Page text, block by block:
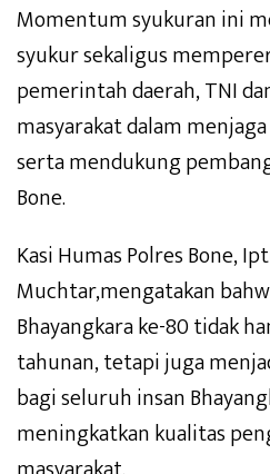
Momentum syukuran ini
syukur sekaligus
pemerintah daerah, TNI
masyarakat dalam
serta mendukung
Bone.
Kasi Humas Polres Bone,
Muchtar,mengatakan
Bhayangkara ke-80 tidak
tahunan, tetapi juga
bagi seluruh insan
meningkatkan kualitas